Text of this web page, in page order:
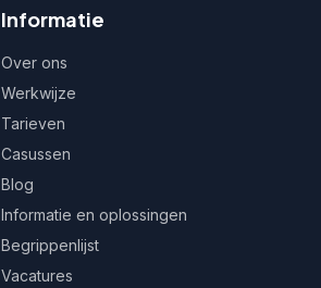
Informatie
Over ons
Werkwijze
Tarieven
Casussen
Blog
Informatie en oplossingen
Begrippenlijst
Vacatures